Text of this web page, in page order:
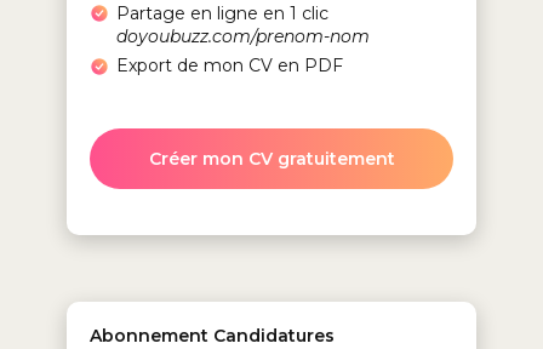
Partage en ligne en 1 clic
doyoubuzz.com/prenom-nom
Export de mon CV en PDF
Créer mon CV gratuitement
Abonnement Candidatures